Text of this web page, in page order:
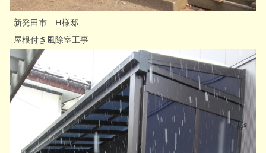
新発田市 H様邸
屋根付き風除室工事